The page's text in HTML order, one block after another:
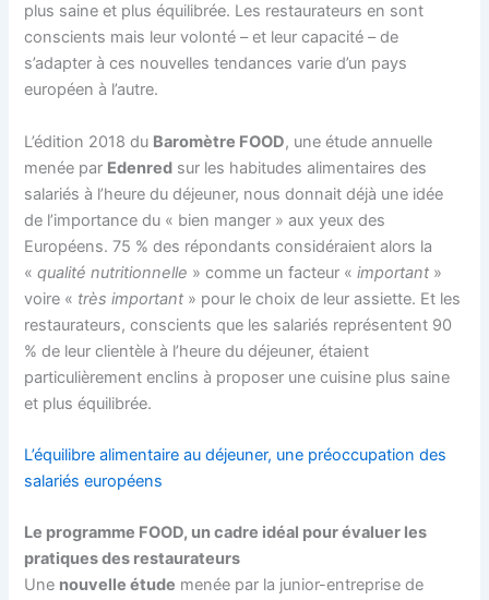
plus saine et plus équilibrée. Les restaurateurs en sont
conscients mais leur volonté – et leur capacité – de
s’adapter à ces nouvelles tendances varie d’un pays
européen à l’autre.
L’édition 2018 du Baromètre FOOD, une étude annuelle
menée par Edenred sur les habitudes alimentaires des
salariés à l’heure du déjeuner, nous donnait déjà une idée
de l’importance du « bien manger » aux yeux des
Européens. 75 % des répondants considéraient alors la
«qualité nutritionnelle » comme un facteur «important »
voire « très important » pour le choix de leur assiette. Et les
restaurateurs, conscients que les salariés représentent 90
% de leur clientèle à l’heure du déjeuner, étaient
particulièrement enclins à proposer une cuisine plus saine
et plus équilibrée.
L’équilibre alimentaire au déjeuner, une préoccupation des
salariés européens
Le programme FOOD, un cadre idéal pour évaluer les
pratiques des restaurateurs
Une nouvelle étude menée par la junior-entreprise de